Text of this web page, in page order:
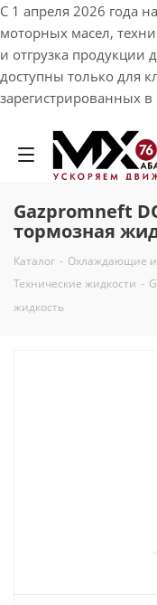
С 1 апреля 2026 года
моторных масел,
и отгрузка продукции
доступны только для
зарегистрированных в
Gazpromneft
тормозная
Каталог - Охлаждающие и
Технические жидкости -
жидкость